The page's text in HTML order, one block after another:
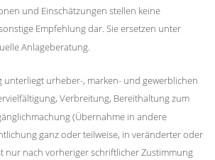
und Einschätzungen stellen keine
Empfehlung dar. Sie ersetzen unter
Anlageberatung.
unterliegt urheber-, marken- und gewerblichen
Verbreitung, Bereithaltung zum
(Übernahme in andere
ganz oder teilweise, in veränderter oder
nur nach vorheriger schriftlicher Zustimmung